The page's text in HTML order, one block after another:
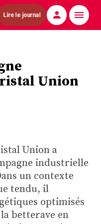
Lire le journal
Union
Union a
industrielle
un contexte
tendu, il
optimisés
betterave en